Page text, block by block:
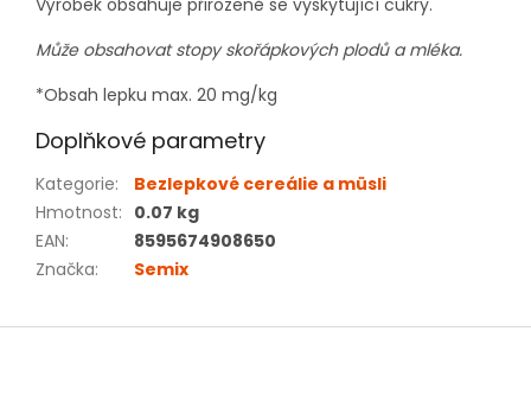
Výrobek obsahuje přirozeně se vyskytující cukry.
Může obsahovat stopy skořápkových plodů a mléka.
*Obsah lepku max. 20 mg/kg
Doplňkové parametry
Kategorie:
Bezlepkové cereálie a müsli
Hmotnost: 0.07 kg
EAN:
8595674908650
Značka: Semix
Z